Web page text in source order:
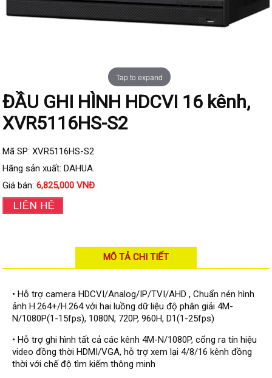
Đầu ghi IP KBVISION
Camera Analog
Camera HIKVISION
Camera Visionhitech
Camera KBVISION
Camera HDParagon
Đầu ghi HDParagon
Đầu ghi HIKVISION
Đầu ghi Visionhitech
Đầu ghi Dahua
Đầu ghi KBVISION
Thiết bị chống trộm
Thiết bị chống trộm Paradox
Tap to expand
ĐẦU GHI HÌNH HDCVI 16 kênh,
XVR5116HS-S2
Mã SP: XVR5116HS-S2
Hãng sản xuất: DAHUA.
Giá bán:6,825,000 VNĐ
MÔ TẢ CHI TIẾT
• Hỗ trợ camera HDCVI/Analog/IP/TVI/AHD , Chuẩn nén hình
ảnh H.264+/H.264 với hai luồng dữ liệu độ phân giải 4M-
N/1080P(1-15fps), 1080N, 720P, 960H, D1(1-25fps)
• Hỗ trợ ghi hình tất cả các kênh 4M-N/1080P, cổng ra tín hiệu
video đồng thời HDMI/VGA, hỗ trợ xem lại 4/8/16 kênh đồng
thời với chế độ tìm kiếm thông minh